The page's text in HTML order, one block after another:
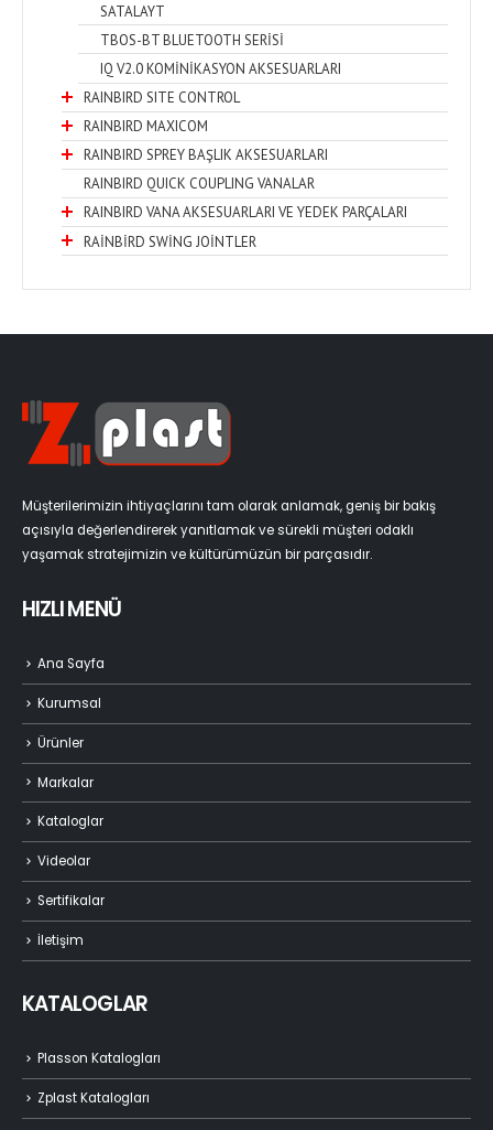
SATALAYT
TBOS-BT BLUETOOTH SERİSİ
IQ V2.0 KOMİNİKASYON AKSESUARLARI
RAINBIRD SITE CONTROL
RAINBIRD MAXICOM
RAINBIRD SPREY BAŞLIK AKSESUARLARI
RAINBIRD QUICK COUPLING VANALAR
RAINBIRD VANA AKSESUARLARI VE YEDEK PARÇALARI
RAİNBİRD SWİNG JOİNTLER
Müşterilerimizin ihtiyaçlarını tam olarak anlamak, geniş bir bakış
açısıyla değerlendirerek yanıtlamak ve sürekli müşteri odaklı
yaşamak stratejimizin ve kültürümüzün bir parçasıdır.
HIZLI MENÜ
Ana Sayfa
Kurumsal
Ürünler
Markalar
Kataloglar
Videolar
Sertifikalar
İletişim
KATALOGLAR
Plasson Katalogları
Zplast Katalogları